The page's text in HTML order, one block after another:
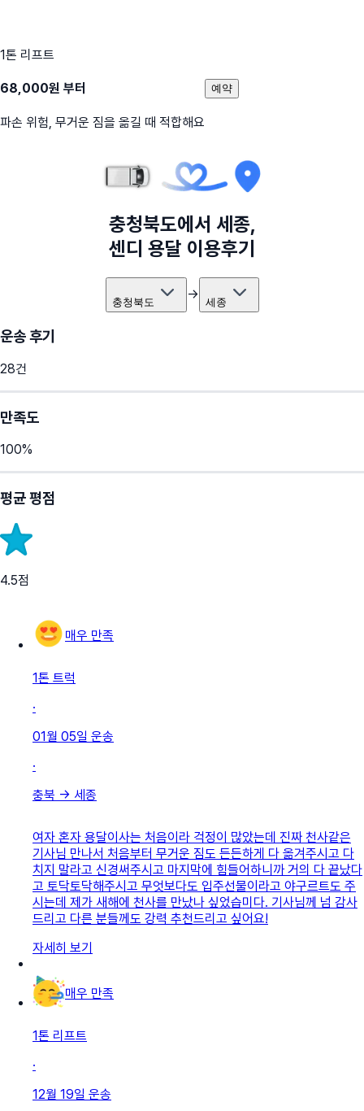
1톤 리프트
68,000원 부터
파손 위험, 무거운 짐을 옮길 때 적합해요
예약
충청북도에서 세종,
센디 용달 이용후기
충청북도 → 세종
운송 후기
28건
만족도
100%
평균 평점
4.5점
매우 만족
1톤 트럭
·
01월 05일 운송
·
충북 → 세종
여자 혼자 용달이사는 처음이라 걱정이 많았는데 진짜 천사같은
기사님 만나서 처음부터 무거운 짐도 든든하게 다 옮겨주시고 다
치지 말라고 신경써주시고 마지막에 힘들어하니까 거의 다 끝났다
고 토닥토닥해주시고 무엇보다도 입주선물이라고 야구르트도 주
시는데 제가 새해에 천사를 만났나 싶었습미다. 기사님께 넘 감사
드리고 다른 분들께도 강력 추천드리고 싶어요!
자세히 보기
매우 만족
1톤 리프트
·
12월 19일 운송